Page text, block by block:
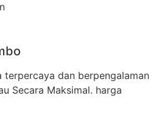
terpercaya dan berpengalaman
Secara Maksimal. harga